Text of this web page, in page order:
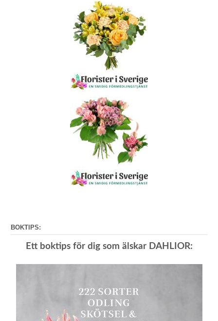
BOKTIPS:
Ett boktips för dig som älskar DAHLIOR: